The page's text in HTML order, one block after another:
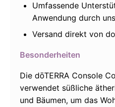
Umfassende
Anwendung durch uns
Versand direkt von
Besonderheiten
Die dōTERRA Console
verwendet süßliche
und Bäumen, um das